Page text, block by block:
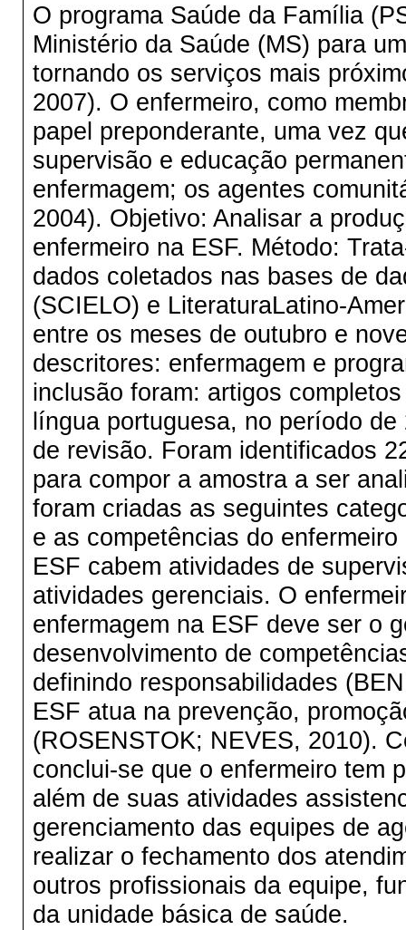
O programa Saúde da Família
Ministério da Saúde (MS) para
tornando os serviços mais
2007). O enfermeiro, como
papel preponderante, uma vez
supervisão e educação
enfermagem; os agentes
2004). Objetivo: Analisar a
enfermeiro na ESF. Método:
dados coletados nas bases de
(SCIELO) e LiteraturaLatino-
entre os meses de outubro e
descritores: enfermagem e
inclusão foram: artigos
língua portuguesa, no período
de revisão. Foram identificados
para compor a amostra a ser
foram criadas as seguintes
e as competências do
ESF cabem atividades de
atividades gerenciais. O
enfermagem na ESF deve ser o
desenvolvimento de
definindo responsabilidades
ESF atua na prevenção,
(ROSENSTOK; NEVES, 2010).
conclui-se que o enfermeiro tem
além de suas atividades
gerenciamento das equipes de
realizar o fechamento dos
outros profissionais da equipe,
da unidade básica de saúde.